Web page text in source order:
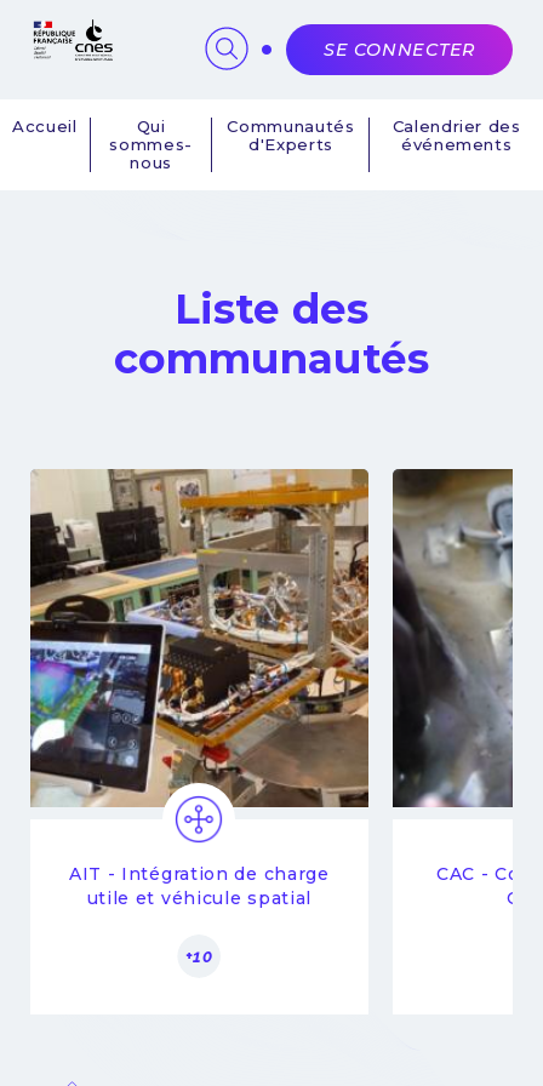
Navigation
Accueil
Qui
sommes-
nous
Communautés
d'Experts
Calendrier des
événements
SE CONNECTER
Liste des
communautés
AIT - Intégration de charge
utile et véhicule spatial
+10
CAC -